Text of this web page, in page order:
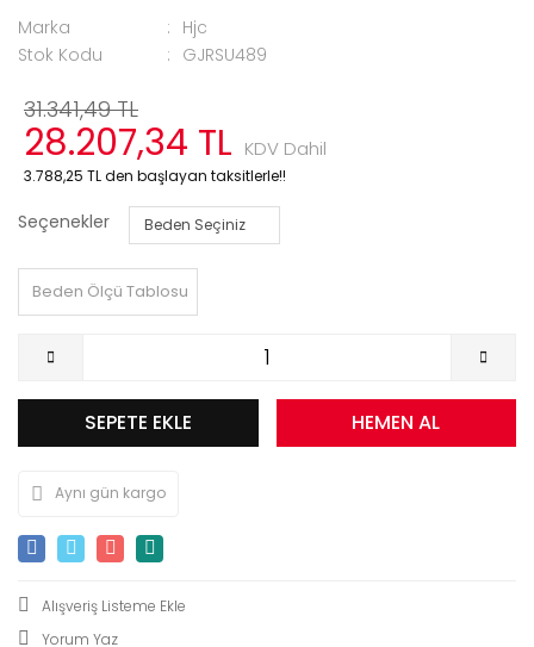
Marka
Hjc
Stok Kodu
GJRSU489
31.341,49 TL
28.207,34 TL KDV Dahil
3.788,25 TL den başlayan taksitlerle!!
Seçenekler
Beden Ölçü Tablosu
SEPETE EKLE HEMEN AL
Aynı gün kargo
Yorum Yaz